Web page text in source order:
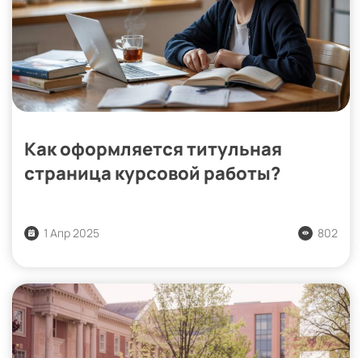
Как оформляется титульная
страница курсовой работы?
1 Апр 2025 802